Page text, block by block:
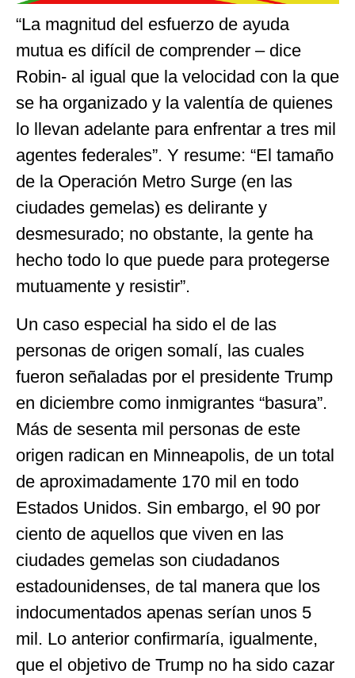
“La magnitud del esfuerzo de ayuda
mutua es difícil de comprender – dice
Robin- al igual que la velocidad con la que
se ha organizado y la valentía de quienes
lo llevan adelante para enfrentar a tres mil
agentes federales”. Y resume: “El tamaño
de la Operación Metro Surge (en las
ciudades gemelas) es delirante y
desmesurado; no obstante, la gente ha
hecho todo lo que puede para protegerse
mutuamente y resistir”.
Un caso especial ha sido el de las
personas de origen somalí, las cuales
fueron señaladas por el presidente Trump
en diciembre como inmigrantes “basura”.
Más de sesenta mil personas de este
origen radican en Minneapolis, de un total
de aproximadamente 170 mil en todo
Estados Unidos. Sin embargo, el 90 por
ciento de aquellos que viven en las
ciudades gemelas son ciudadanos
estadounidenses, de tal manera que los
indocumentados apenas serían unos 5
mil. Lo anterior confirmaría, igualmente,
que el objetivo de Trump no ha sido cazar